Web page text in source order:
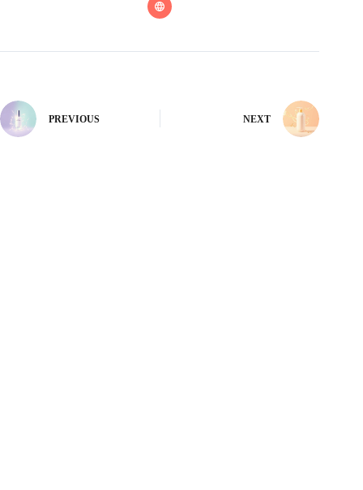
PREVIOUS NEXT